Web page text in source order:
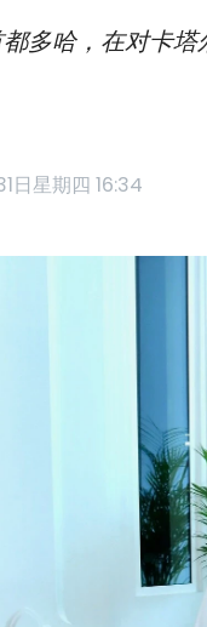
多哈，在对卡
日星期四 16:34